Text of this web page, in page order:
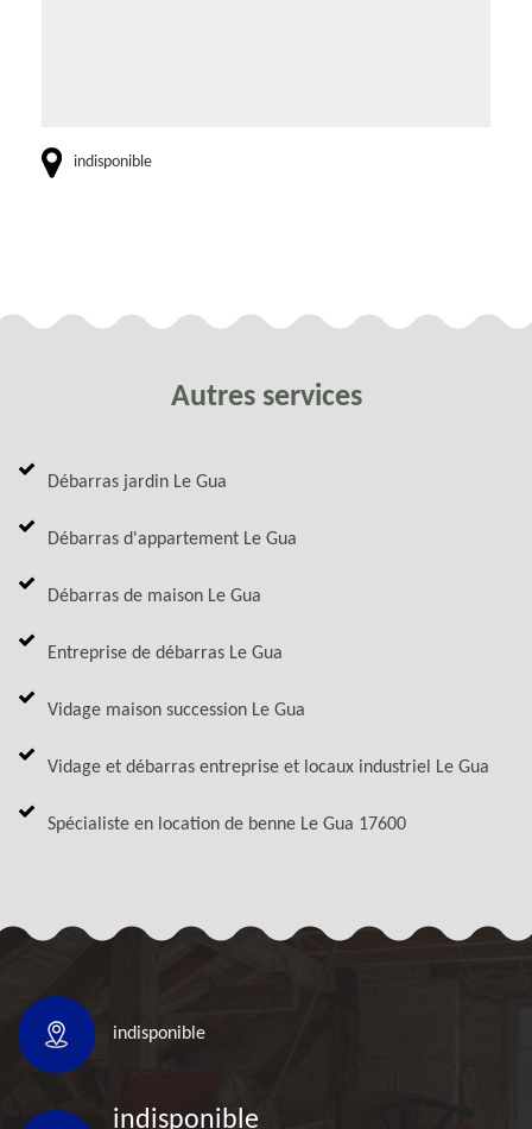
indisponible
Autres services
Débarras jardin Le Gua
Débarras d'appartement Le Gua
Débarras de maison Le Gua
Entreprise de débarras Le Gua
Vidage maison succession Le Gua
Vidage et débarras entreprise et locaux industriel Le Gua
Spécialiste en location de benne Le Gua 17600
indisponible
indisponible